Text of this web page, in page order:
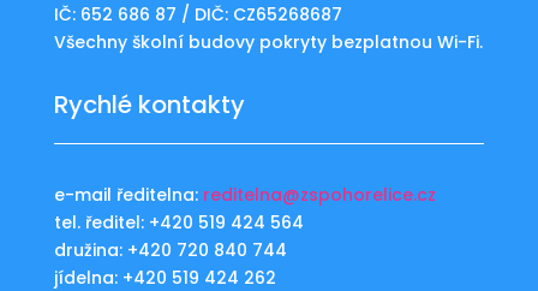
IČ: 652 686 87 / DIČ: CZ65268687
Všechny školní budovy pokryty bezplatnou Wi-Fi.
Rychlé kontakty
e-mail ředitelna: reditelna@zspohorelice.cz
tel. ředitel: +420 519 424 564
družina: +420 720 840 744
jídelna: +420 519 424 262